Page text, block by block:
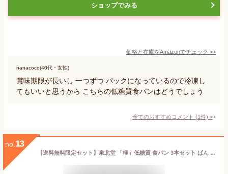
ショップでみる
価格と在庫をAmazonでチェック >>
nanacoco(40代・女性)
賞味期限が長いし 一つずつ パックになっているので冷凍し
てもいいと思うから こちらの低糖質食パンはどうでしょう
全てのおすすめコメント (1件) >
no. 13
【送料無料限定セット】泉北堂 「極」低糖質 食パン 3本セット ぱん ミニ食パン しっとり ふんわり 生食パン トースト 自家製 天然酵母 使用 直送 せんぼくどう プレゼント お土産 ギフト 保存料不使用 防腐剤不使用 卵不使用【メーカー直送商品】